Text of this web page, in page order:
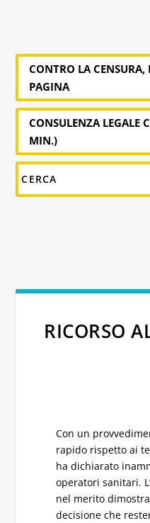
CONTRO LA CENSURA,
PAGINA
CONSULENZA LEGALE
MIN.)
RICORSO
Con un
rapido rispetto ai
ha dichiarato
operatori sanitari.
nel merito
decisione che